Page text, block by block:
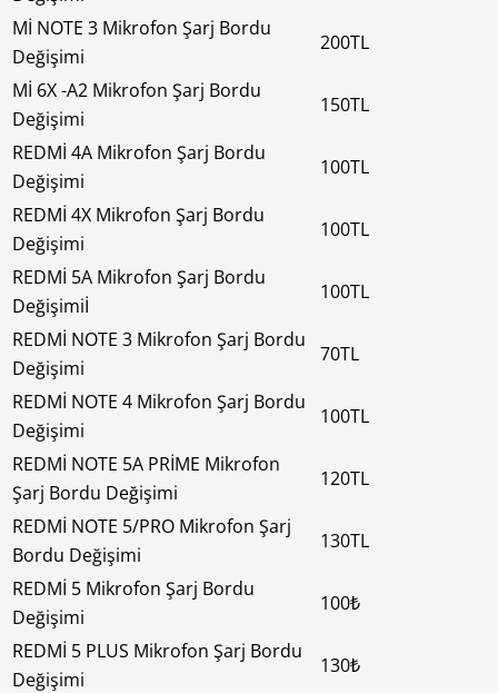
Mİ NOTE 3 Mikrofon Şarj Bordu
Değişimi
200TL
Mİ 6X -A2 Mikrofon Şarj Bordu
Değişimi
150TL
REDMİ 4A Mikrofon Şarj Bordu
Değişimi
100TL
REDMİ 4X Mikrofon Şarj Bordu
Değişimi
100TL
REDMİ 5A Mikrofon Şarj Bordu
Değişimiİ
100TL
REDMİ NOTE 3 Mikrofon Şarj Bordu
Değişimi
70TL
REDMİ NOTE 4 Mikrofon Şarj Bordu
Değişimi
100TL
REDMİ NOTE 5A PRİME Mikrofon
Şarj Bordu Değişimi
120TL
REDMİ NOTE 5/PRO Mikrofon Şarj
Bordu Değişimi
130TL
REDMİ 5 Mikrofon Şarj Bordu
Değişimi
100₺
REDMİ 5 PLUS Mikrofon Şarj Bordu
Değişimi
130₺